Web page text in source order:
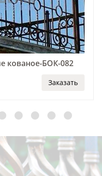
кованое-БОК-082
Заказать